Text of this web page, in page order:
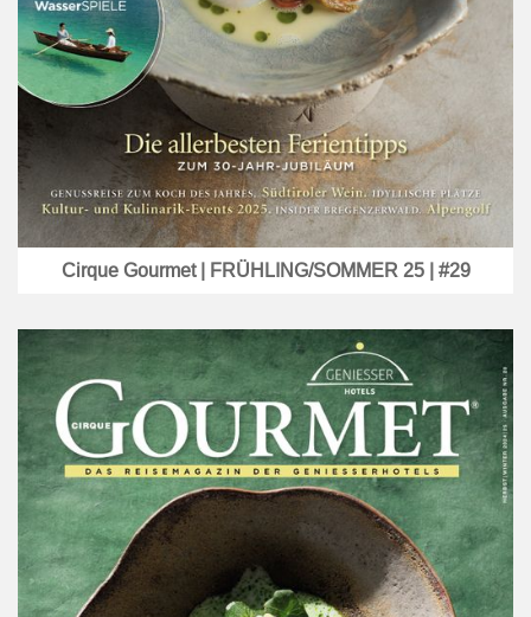
Cirque Gourmet | FRÜHLING/SOMMER 25 | #29